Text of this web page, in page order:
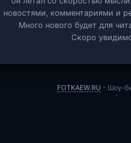
новостями, комментариями и
Много нового будет для
Скоро
FOTKAEW.RU - Шоу-